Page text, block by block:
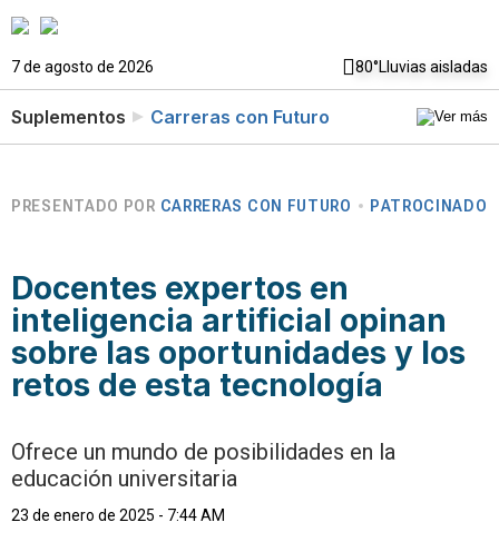
7 de agosto de 2026 80°Lluvias aisladas
Suplementos Carreras con Futuro
PRESENTADO POR CARRERAS CON FUTURO PATROCINADO
Docentes expertos en
inteligencia artificial opinan
sobre las oportunidades y los
retos de esta tecnología
Ofrece un mundo de posibilidades en la
educación universitaria
23 de enero de 2025 - 7:44 AM